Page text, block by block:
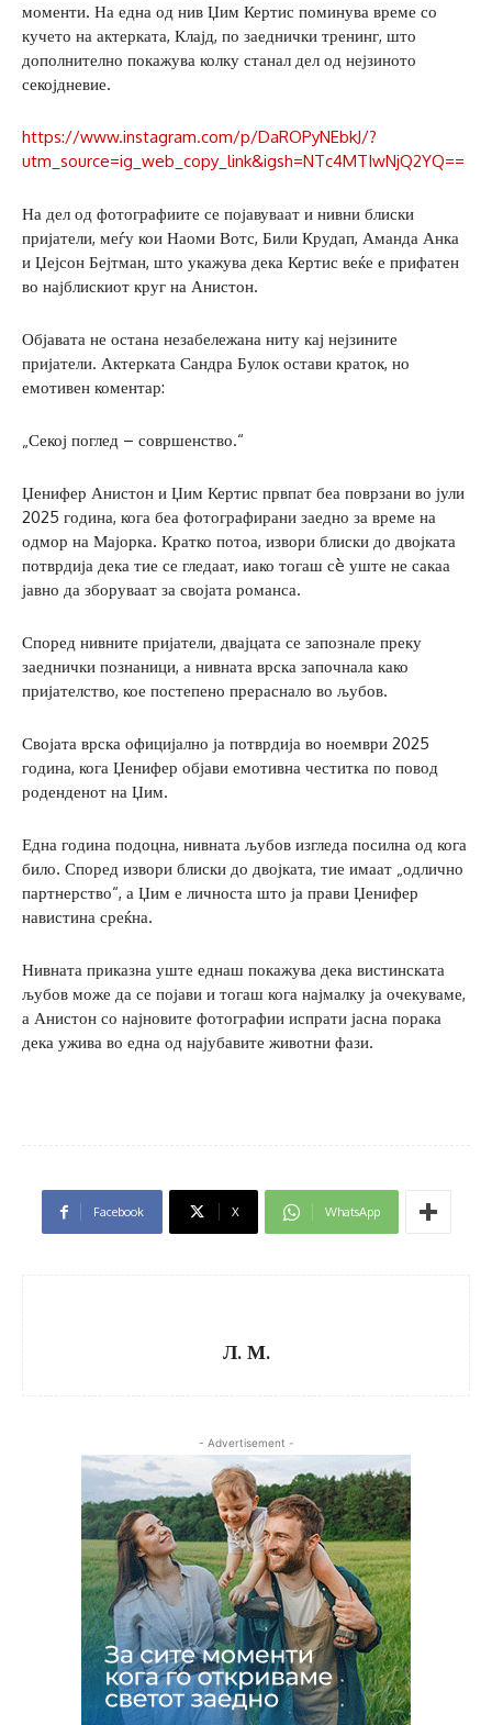
моменти. На една од нив Џим Кертис поминува време со
кучето на актерката, Клајд, по заеднички тренинг, што
дополнително покажува колку станал дел од нејзиното
секојдневие.
https://www.instagram.com/p/DaROPyNEbkJ/?
utm_source=ig_web_copy_link&igsh=NTc4MTIwNjQ2YQ==
На дел од фотографиите се појавуваат и нивни блиски
пријатели, меѓу кои Наоми Вотс, Били Крудап, Аманда Анка
и Џејсон Бејтман, што укажува дека Кертис веќе е прифатен
во најблискиот круг на Анистон.
Објавата не остана незабележана ниту кај нејзините
пријатели. Актерката Сандра Булок остави краток, но
емотивен коментар:
„Секој поглед – совршенство.“
Џенифер Анистон и Џим Кертис првпат беа поврзани во јули
2025 година, кога беа фотографирани заедно за време на
одмор на Мајорка. Кратко потоа, извори блиски до двојката
потврдија дека тие се гледаат, иако тогаш сè уште не сакаа
јавно да зборуваат за својата романса.
Според нивните пријатели, двајцата се запознале преку
заеднички познаници, а нивната врска започнала како
пријателство, кое постепено прераснало во љубов.
Својата врска официјално ја потврдија во ноември 2025
година, кога Џенифер објави емотивна честитка по повод
роденденот на Џим.
Една година подоцна, нивната љубов изгледа посилна од кога
било. Според извори блиски до двојката, тие имаат „одлично
партнерство“, а Џим е личноста што ја прави Џенифер
навистина среќна.
Нивната приказна уште еднаш покажува дека вистинската
љубов може да се појави и тогаш кога најмалку ја очекуваме,
а Анистон со најновите фотографии испрати јасна порака
дека ужива во една од најубавите животни фази.
Facebook X WhatsApp
Л. М.
- Advertisement -